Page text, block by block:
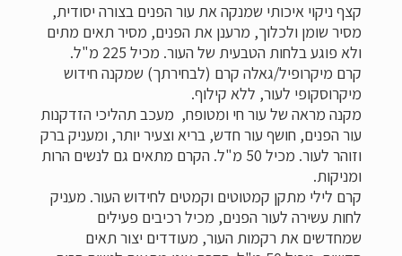
קצף ניקוי איכותי שמנקה את עור הפנים בצורה יסודית,
מסיר שומן ולכלוך, מרענן את הפנים, מסיר תאים מתים
ולא פוגע בלחות הטבעית של העור. מכיל 225 מ"ל.
קרם מיקרופיל/גאלה קרם (לבחירתך) שמקנה חידוש
מיקרוסקופי לעור, ללא קילוף.
מקנה מראה של עור חי ומטופח, מעכב תהליכי הזדקנות
עור הפנים, חושף עור חדש, בריא וצעיר יותר, ומעניק ברק
וזוהר לעור. מכיל 50 מ"ל. הקרם מתאים גם לנשים הרות
ומניקות.
קרם לילי מתקן קמטוטים וקמטים לחידוש העור. מעניק
לחות עשירה לעור הפנים, מכיל רכיבים פעילים
שמחדשים את רקמות העור, מעודדים יצור תאים